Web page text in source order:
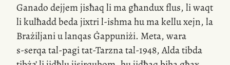
Ganado dejjem jisħaq li ma għandux flus, li waqt
li kulħadd beda jixtril-ishmahu ma kellu xejn, la
Brażiljani u lanqas Ġappuniżi. Meta, wara
s-serqatal-pagitat-Tarznatal-1948, Alda tibda